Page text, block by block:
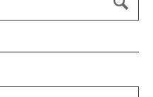
enter om te zoeken